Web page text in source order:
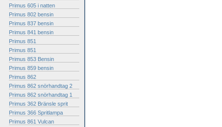
Primus 605 i natten
Primus 802 bensin
Primus 837 bensin
Primus 841 bensin
Primus 851
Primus 851
Primus 853 Bensin
Primus 859 bensin
Primus 862
Primus 862 snörhandtag 2
Primus 862 snörhandtag 1
Primus 362 Bränsle sprit
Primus 366 Spritlampa
Primus 861 Vulcan